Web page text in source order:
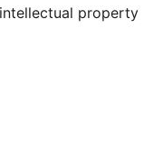
property